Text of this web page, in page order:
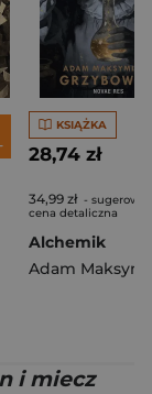
KSIĄŻKA
28,74 zł
34,99 zł -
cena detaliczna
Alchemik
i miecz